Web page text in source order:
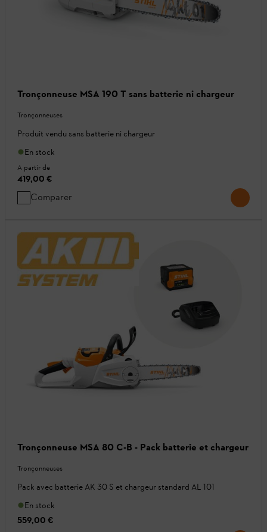
Tronçonneuse MSA 190 T sans batterie ni chargeur
Tronçonneuses
Produit vendu sans batterie ni chargeur
En stock
A partir de
419,00 €
Comparer
Tronçonneuse MSA 80 C-B - Pack batterie et chargeur
Tronçonneuses
Pack avec batterie AK 30 S et chargeur standard AL 101
En stock
559,00 €